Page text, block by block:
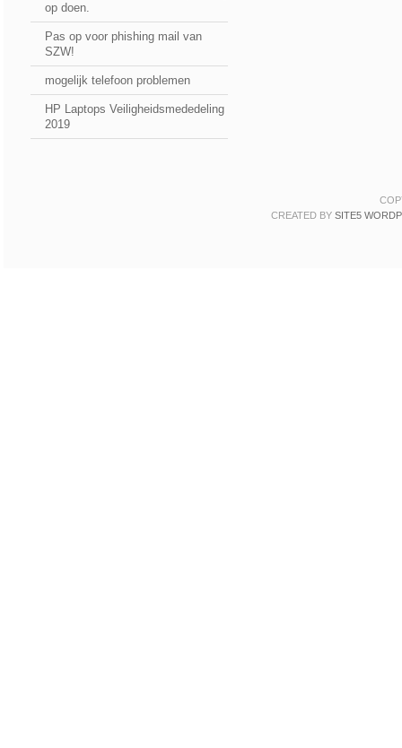
op doen.
Pas op voor phishing mail van
SZW!
mogelijk telefoon problemen
HP Laptops Veiligheidsmededeling
2019
CREATED BY SITE5